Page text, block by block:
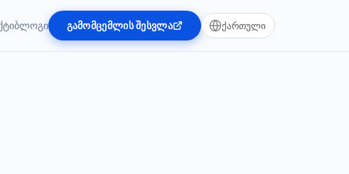
ბლოგი გამომცემლის შესვლა ქართული